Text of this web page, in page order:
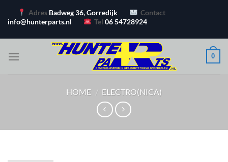
naar
Adres Badweg 36, Gorredijk
Contact
info@hunterparts.nl
Tel06 54728924
0
HOME / ELECTRO(NICA)